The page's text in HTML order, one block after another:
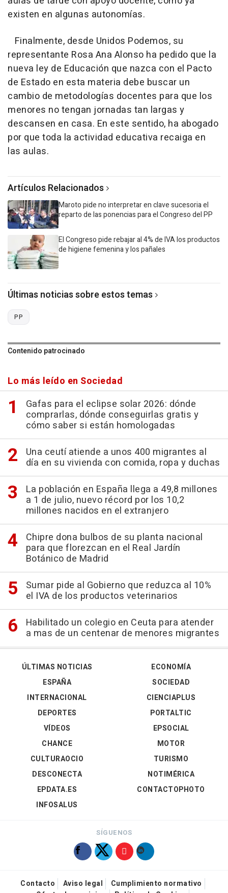
existen en algunas autonomías.
Finalmente, desde Unidos Podemos, su
representante Rosa Ana Alonso ha pedido que la
nueva ley de Educación que nazca con el Pacto
de Estado en esta materia debe buscar un
cambio de metodologías docentes para que los
menores no tengan jornadas tan largas y
descansen en casa. En este sentido, ha abogado
por que toda la actividad educativa recaiga en
las aulas.
Artículos Relacionados
Maroto pide no interpretar en clave sucesoria el
reparto de las ponencias para el Congreso del PP
El Congreso pide rebajar al 4% de IVA los productos
de higiene femenina y los pañales
Últimas noticias sobre estos temas
PP
Contenido patrocinado
Lo más leído en Sociedad
Gafas para el eclipse solar 2026: dónde
comprarlas, dónde conseguirlas gratis y
cómo saber si están homologadas
Una ceutí atiende a unos 400 migrantes al
día en su vivienda con comida, ropa y duchas
La población en España llega a 49,8 millones
a 1 de julio, nuevo récord por los 10,2
millones nacidos en el extranjero
Chipre dona bulbos de su planta nacional
para que florezcan en el Real Jardín
Botánico de Madrid
Sumar pide al Gobierno que reduzca al 10%
el IVA de los productos veterinarios
Habilitado un colegio en Ceuta para atender
a mas de un centenar de menores migrantes
ÚLTIMAS NOTICIAS
ESPAÑA
INTERNACIONAL
DEPORTES
VÍDEOS
ECONOMÍA
SOCIEDAD
CIENCIAPLUS
PORTALTIC
EPSOCIAL
CHANCE
CULTURAOCIO
DESCONECTA
EPDATA.ES
INFOSALUS
MOTOR
TURISMO
NOTIMÉRICA
CONTACTOPHOTO
SÍGUENOS
Contacto Aviso legal
Cumplimiento normativo